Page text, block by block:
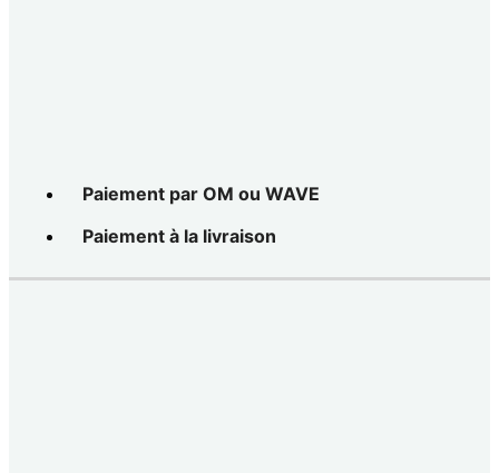
Paiement par OM ou WAVE
Paiement à la livraison